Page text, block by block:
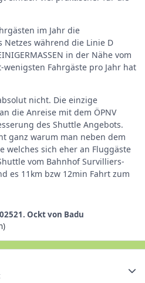
im Jahr die
Netzes während die Linie D
in der Nähe vom
Fahrgäste pro Jahr hat
nicht. Die einzige
die Anreise mit dem ÖPNV
des Shuttle Angebots.
ganz warum man neben dem
welches sich eher an Fluggäste
vom Bahnhof Survilliers-
es 11km bzw 12min Fahrt zum
21. Ocktvon Badu